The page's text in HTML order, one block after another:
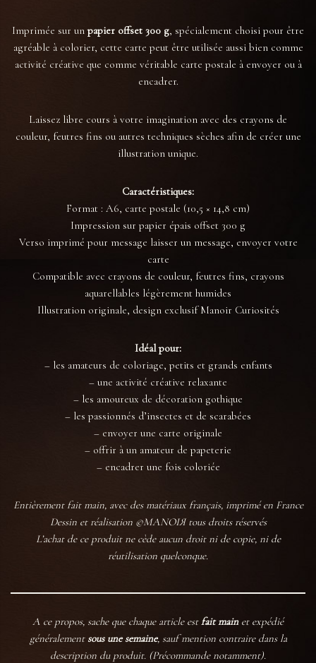
Imprimée sur unpapier offset 300 g, spécialement choisi pour être
agréable à colorier, cette carte peut être utilisée aussi bien comme
activité créative que comme véritable carte postale à envoyer ou à
encadrer.
Laissez libre cours à votre imagination avec des crayons de
couleur, feutres fins ou autres techniques sèches afin de créer une
illustration unique.
Caractéristiques:
Format : A6, carte postale (10,5 × 14,8 cm)
Impression sur papier épais offset 300 g
Verso imprimé pour message laisser un message, envoyer votre
carte
Compatible avec crayons de couleur, feutres fins, crayons
aquarellables légèrement humides
Illustration originale, design exclusif Manoir Curiosités
Idéal pour:
– les amateurs de coloriage, petits et grands enfants
– une activité créative relaxante
– les amoureux de décoration gothique
– les passionnés d’insectes et de scarabées
– envoyer une carte originale
– offrir à un amateur de papeterie
– encadrer une fois coloriée
Entièrement fait main, avec des matériaux français, imprimé en France
Dessin et réalisation ©MANOIЯ tous droits réservés
L’achat de ce produit ne cède aucun droit ni de copie, ni de
réutilisation quelconque.
A ce propos, sache que chaque article estfait mainet expédié
généralement sous une semaine, sauf mention contraire dans la
description du produit. (Précommande notamment).